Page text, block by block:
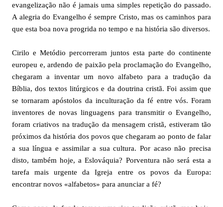
evangelização não é jamais uma simples repetição do passado.
A alegria do Evangelho é sempre Cristo, mas os caminhos para
que esta boa nova progrida no tempo e na história são diversos.
Cirilo e Metódio percorreram juntos esta parte do continente
europeu e, ardendo de paixão pela proclamação do Evangelho,
chegaram a inventar um novo alfabeto para a tradução da
Bíblia, dos textos litúrgicos e da doutrina cristã. Foi assim que
se tornaram apóstolos da inculturação da fé entre vós. Foram
inventores de novas linguagens para transmitir o Evangelho,
foram criativos na tradução da mensagem cristã, estiveram tão
próximos da história dos povos que chegaram ao ponto de falar
a sua língua e assimilar a sua cultura. Por acaso não precisa
disto, também hoje, a Eslováquia? Porventura não será esta a
tarefa mais urgente da Igreja entre os povos da Europa:
encontrar novos «alfabetos» para anunciar a fé?